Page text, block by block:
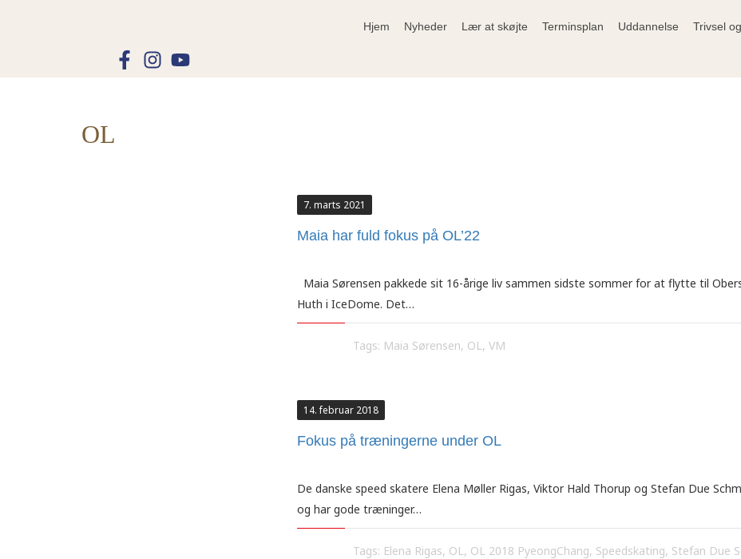
Hjem Nyheder Lær at skøjte Terminsplan Uddannelse Trivsel
OL
7. marts 2021
Maia har fuld fokus på OL’22
Maia Sørensen pakkede sit 16-årige liv sammen sidste sommer for at flytte til
Huth i IceDome. Det…
Tags: Maia Sørensen, OL, VM
14. februar 2018
Fokus på træningerne under OL
De danske speed skatere Elena Møller Rigas, Viktor Hald Thorup og Stefan Due
og har gode træninger…
Tags: Elena Rigas, OL, OL 2018 PyeongChang, Speedskating, Stefan Due